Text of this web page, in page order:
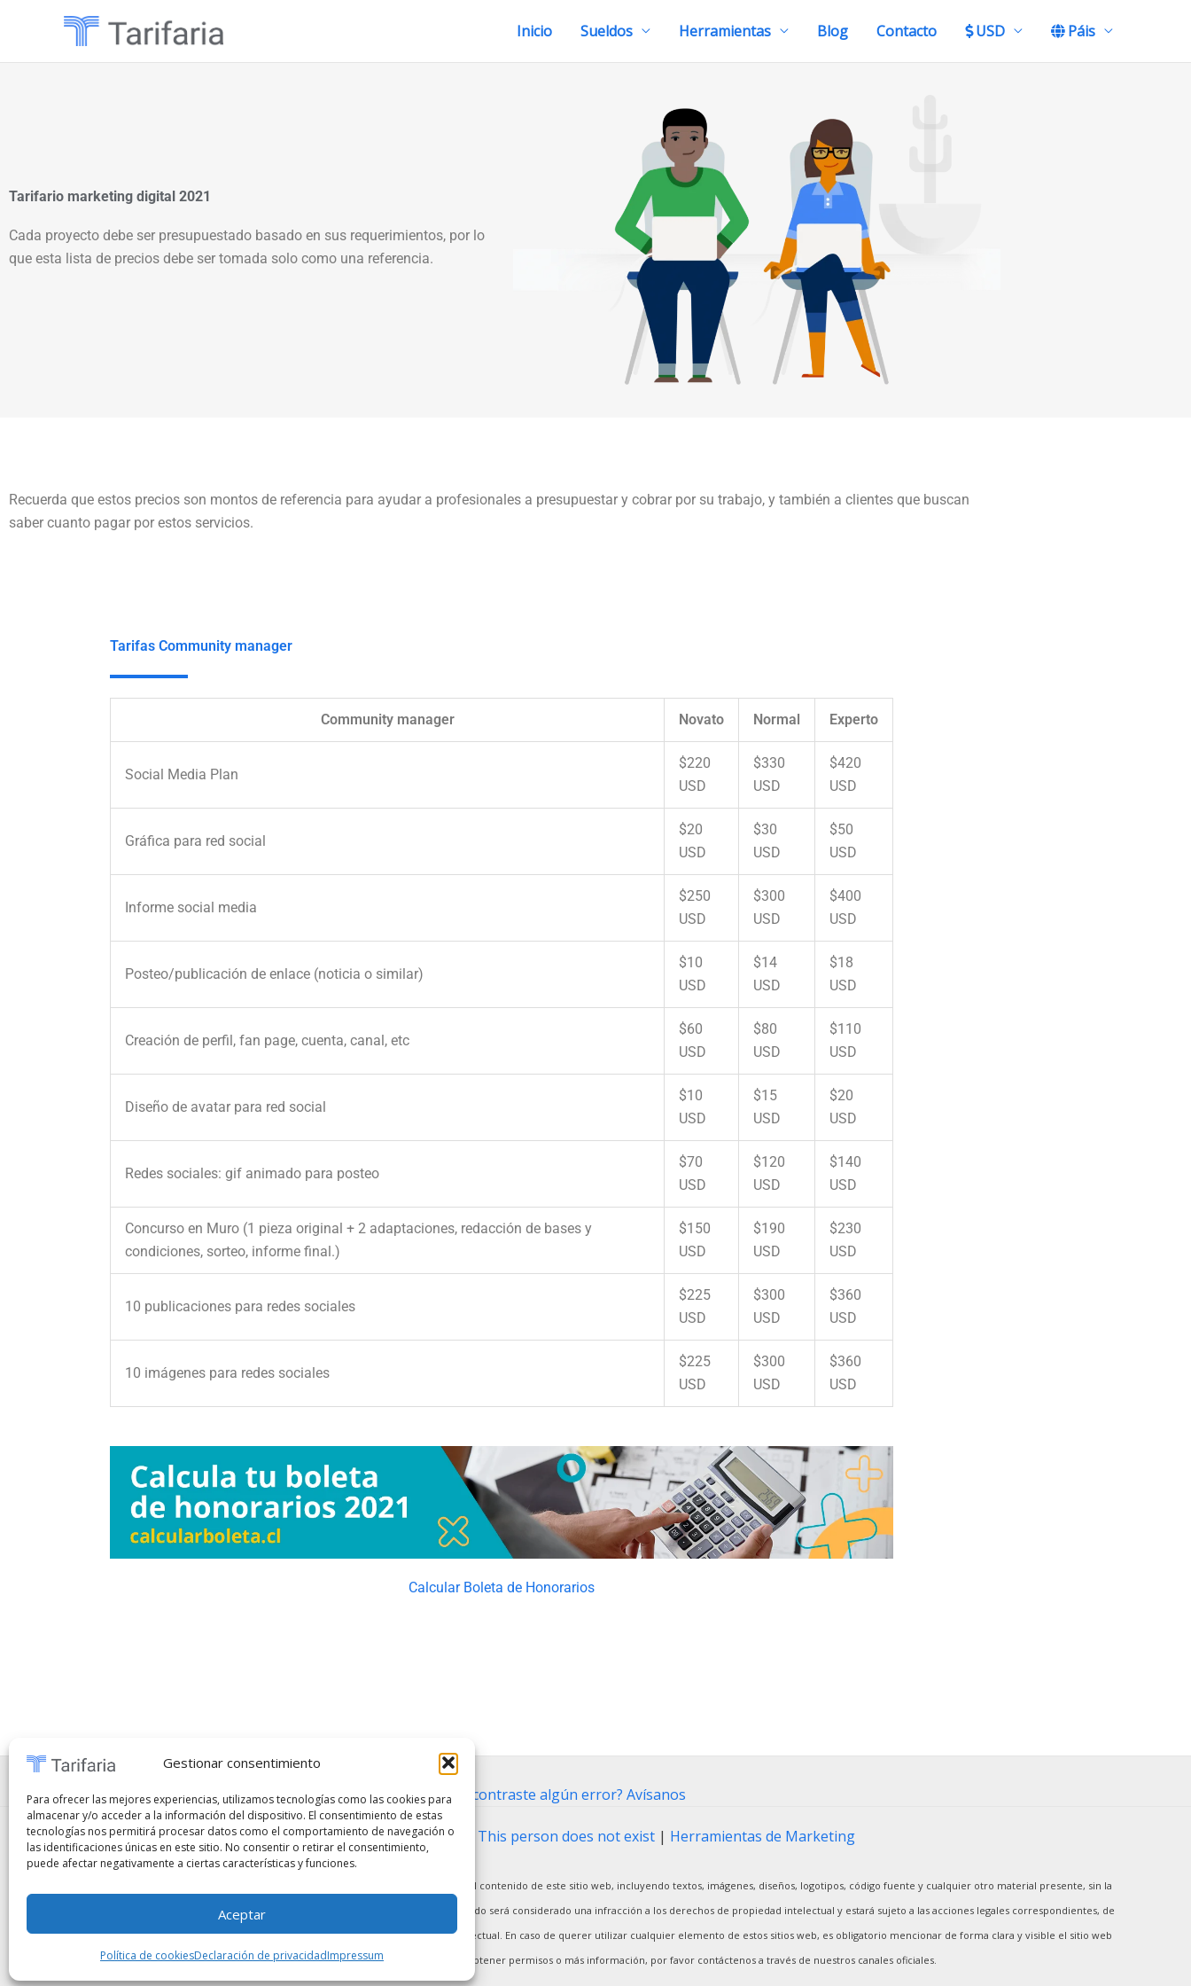
Gestionar consentimiento
Para ofrecer las mejores experiencias, utilizamos tecnologías como las cookies para
almacenar y/o acceder a la información del dispositivo. El consentimiento de estas
tecnologías nos permitirá procesar datos como el comportamiento de navegación o
las identificaciones únicas en este sitio. No consentir o retirar el consentimiento,
puede afectar negativamente a ciertas características y funciones.
Aceptar
Política de cookiesDeclaración de privacidadImpressum
Inicio Sueldos Herramientas Blog Contacto USD Páis
Tarifario marketing digital 2021
Cada proyecto debe ser presupuestado basado en sus requerimientos, por lo
que esta lista de precios debe ser tomada solo como una referencia.
Recuerda que estos precios son montos de referencia para ayudar a profesionales a presupuestar y cobrar por su trabajo, y también a clientes que buscan
saber cuanto pagar por estos servicios.
Tarifas Community manager
Community manager Novato Normal Experto
Social Media Plan
$220
USD
$330
USD
$420
USD
Gráfica para red social
$20
USD
$30
USD
$50
USD
Informe social media
$250
USD
$300
USD
$400
USD
Posteo/publicación de enlace (noticia o similar)
$10
USD
$14
USD
$18
USD
Creación de perfil, fan page, cuenta, canal, etc
$60
USD
$80
USD
$110
USD
Diseño de avatar para red social
$10
USD
$15
USD
$20
USD
Redes sociales: gif animado para posteo
$70
USD
$120
USD
$140
USD
Concurso en Muro (1 pieza original + 2 adaptaciones, redacción de bases y
condiciones, sorteo, informe final.)
$150
USD
$190
USD
$230
USD
10 publicaciones para redes sociales
$225
USD
$300
USD
$360
USD
10 imágenes para redes sociales
$225
USD
$300
USD
$360
USD
Calcular Boleta de Honorarios
Preguntas frecuentes⋅ Políticas de privacidad ⋅Contacto⋅¿Encontraste algún error? Avísanos
Copyright © 2026Tarifaria|Remote Jobs|Marketing Tool This person does not exist | Herramientas de Marketing
Prohibida la copia, reproducción, distribución, modificación o uso parcial o total del contenido de este sitio web, incluyendo textos, imágenes, diseños, logotipos, código fuente y cualquier otro material presente, sin la
autorización previa y por escrito del propietario del sitio. Cualquier uso no autorizado será considerado una infracción a los derechos de propiedad intelectual y estará sujeto a las acciones legales correspondientes, de
acuerdo con las leyes vigentes en materia de derechos de autor y propiedad intelectual. En caso de querer utilizar cualquier elemento de estos sitios web, es obligatorio mencionar de forma clara y visible el sitio web
correspondiente como fuente original. Para obtener permisos o más información, por favor contáctenos a través de nuestros canales oficiales.